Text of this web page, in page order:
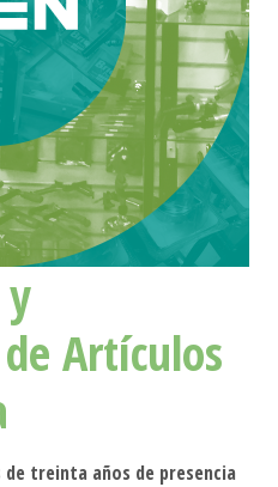
Artículos
de treinta años de presencia